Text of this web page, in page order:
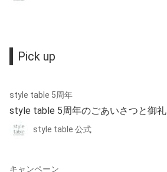
Pick up
style table 5周年
style table 5周年のごあいさつと御礼
style table 公式
キャンペーン